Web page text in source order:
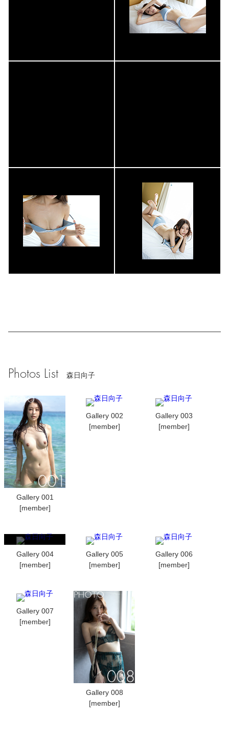
Photos List 森日向子
Gallery 001
[member]
Gallery 002
[member]
Gallery 003
[member]
Gallery 004
[member]
Gallery 005
[member]
Gallery 006
[member]
Gallery 007
[member]
Gallery 008
[member]